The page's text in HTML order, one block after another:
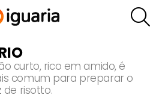
curto, rico em amido, é
comum para preparar o
de risotto.